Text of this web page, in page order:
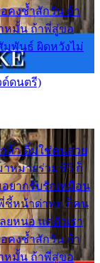
คงช้ำสักวัน ถ้า
หมั้น ถ้าพี่สู่ขอ
มพันธ์ ผิดหวังไม่
ด์ดนตรี)
ล้า ติ๋มใช่คนสวย
าหมายร่วมชีวี ก็
ยากรับรักเหมือน
ชี้หน้าด่าทอ ก็คน
ยหนอ แค่ตัวเรา
คงช้ำสักวัน ถ้า
หมั้น ถ้าพี่สู่ขอ